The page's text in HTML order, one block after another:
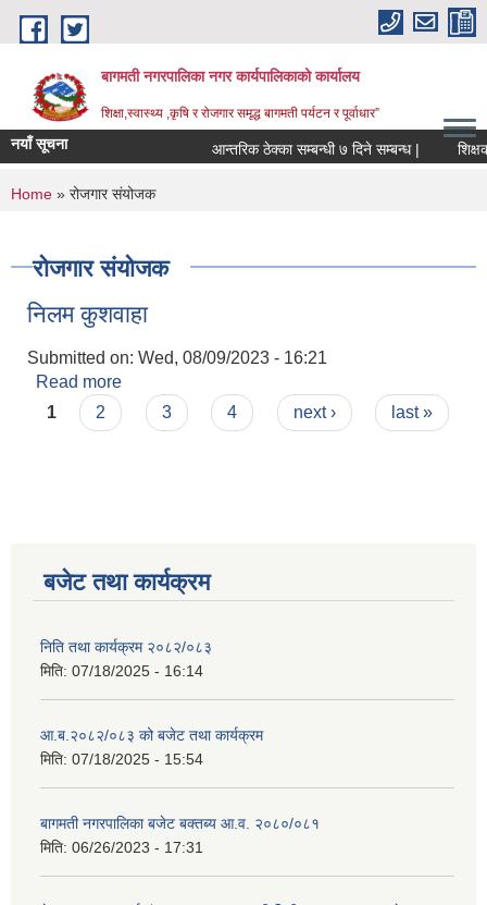
Skip to main content
बागमती नगरपालिका नगर कार्यपालिकाको कार्यालय
शिक्षा,स्वास्थ्य ,कृषि र रोजगार समृद्ध बागमती पर्यटन र पूर्वाधार”
नयाँ सूचना आन्तरिक ठेक्का सम्बन्धी ७ दिने सम्बन्ध |
You are here
Home » रोजगार संयोजक
रोजगार संयोजक
निलम कुशवाहा
Submitted on: Wed, 08/09/2023 - 16:21
Read more
Pages
1 2 3 4 next › last »
बजेट तथा कार्यक्रम
निति तथा कार्यक्रम २०८२/०८३
मिति: 07/18/2025 - 16:14
आ.ब.२०८२/०८३ को बजेट तथा कार्यक्रम
मिति: 07/18/2025 - 15:54
बागमती नगरपालिका बजेट बक्तब्य आ.व. २०८०/०८१
मिति: 06/26/2023 - 17:31